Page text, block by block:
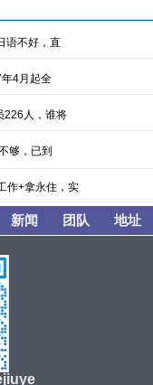
语不好，直
年4月起全
226人，谁将
够，已到
作+拿永住，实
新闻 团队 地址